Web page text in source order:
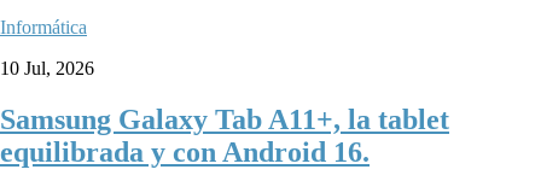
Informática
10 Jul, 2026
Samsung Galaxy Tab A11+, la tablet
equilibrada y con Android 16.